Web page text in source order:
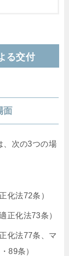
る交付
面
、次の3つの場
化法72条）
正化法73条）
化法77条、マ
89条）